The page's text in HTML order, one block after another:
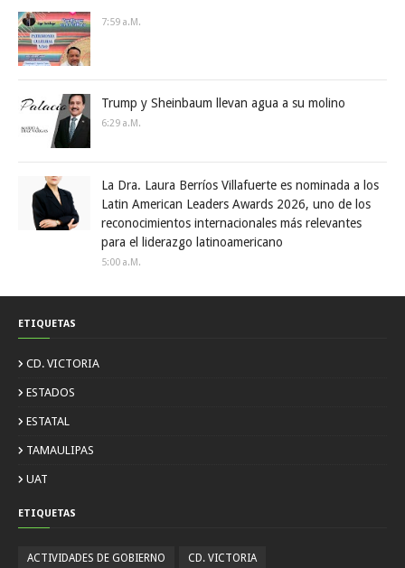
7:59 A.m.
Trump y Sheinbaum llevan agua a su molino
6:29 A.m.
La Dra. Laura Berríos Villafuerte es nominada a los
Latin American Leaders Awards 2026, uno de los
reconocimientos internacionales más relevantes
para el liderazgo latinoamericano
5:00 A.m.
ETIQUETAS
CD. VICTORIA
ESTADOS
ESTATAL
TAMAULIPAS
UAT
ETIQUETAS
ACTIVIDADES DE GOBIERNO CD. VICTORIA